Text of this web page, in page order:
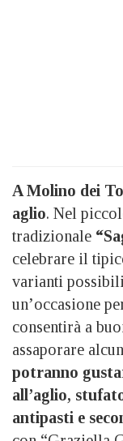
A Molino dei
aglio. Nel
tradizionale
celebrare il
varianti
un’occasione
consentirà a
assaporare
potranno
all’aglio,
antipasti e